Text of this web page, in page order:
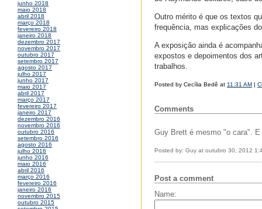
junho 2018
maio 2018
abril 2018
março 2018
fevereiro 2018
janeiro 2018
dezembro 2017
novembro 2017
outubro 2017
setembro 2017
agosto 2017
julho 2017
junho 2017
maio 2017
abril 2017
março 2017
fevereiro 2017
janeiro 2017
dezembro 2016
novembro 2016
outubro 2016
setembro 2016
agosto 2016
julho 2016
junho 2016
maio 2016
abril 2016
março 2016
fevereiro 2016
janeiro 2016
novembro 2015
outubro 2015
Outro mérito é que os textos
frequência, mas explicações
A exposição ainda é
expostos e depoimentos dos
trabalhos.
Posted by Cecília Bedê at 11:31 AM |
Comments
Guy Brett é mesmo "o cara".
Posted by: Guy at outubro 30, 2012
Post a comment
Name: